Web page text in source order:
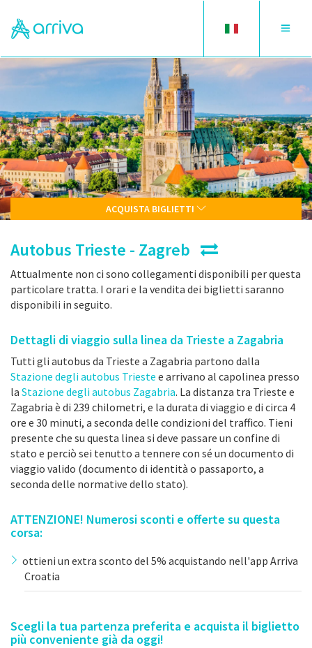
Toggle
Toggle
ACQUISTA BIGLIETTI
Autobus Trieste - Zagreb
Attualmente non ci sono collegamenti disponibili per questa
particolare tratta. I orari e la vendita dei biglietti saranno
disponibili in seguito.
Dettagli di viaggio sulla linea da Trieste a Zagabria
Tutti gli autobus da Trieste a Zagabria partono dalla
Stazione degli autobus Trieste e arrivano al capolinea presso
la Stazione degli autobus Zagabria. La distanza tra Trieste e
Zagabria è di 239 chilometri, e la durata di viaggio e di circa 4
ore e 30 minuti, a seconda delle condizioni del traffico. Tieni
presente che su questa linea si deve passare un confine di
stato e perciò sei tenutto a tennere con sé un documento di
viaggio valido (documento di identità o passaporto, a
seconda delle normative dello stato).
ATTENZIONE! Numerosi sconti e offerte su questa
corsa:
ottieni un extra sconto del 5% acquistando nell'app Arriva
Croatia
Scegli la tua partenza preferita e acquista il biglietto
più conveniente già da oggi!